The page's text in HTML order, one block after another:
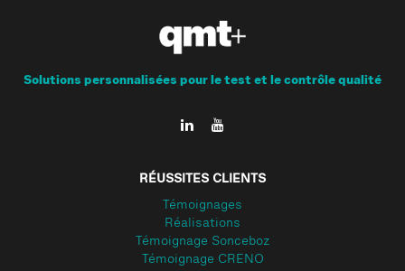
Solutions personnalisées pour le test et le contrôle qualité
RÉUSSITES CLIENTS
Témoignages
Réalisations
Témoignage Sonceboz
Témoignage CRENO